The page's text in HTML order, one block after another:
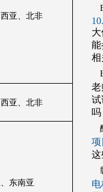
亚、北非
亚、北非
东南亚
能
相
老
试
吗
项
这
电